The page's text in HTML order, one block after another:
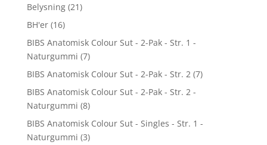
Belysning (21)
BH'er (16)
BIBS Anatomisk Colour Sut - 2-Pak - Str. 1 -
Naturgummi (7)
BIBS Anatomisk Colour Sut - 2-Pak - Str. 2 (7)
BIBS Anatomisk Colour Sut - 2-Pak - Str. 2 -
Naturgummi (8)
BIBS Anatomisk Colour Sut - Singles - Str. 1 -
Naturgummi (3)